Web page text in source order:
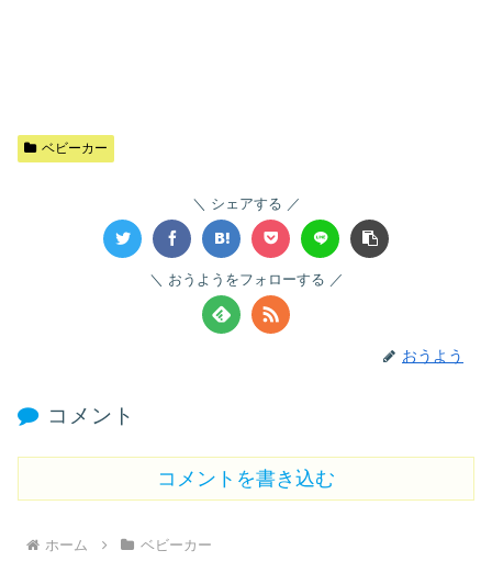
ベビーカー
シェアする
おうようをフォローする
おうよう
コメント
コメントを書き込む
ホーム ベビーカー